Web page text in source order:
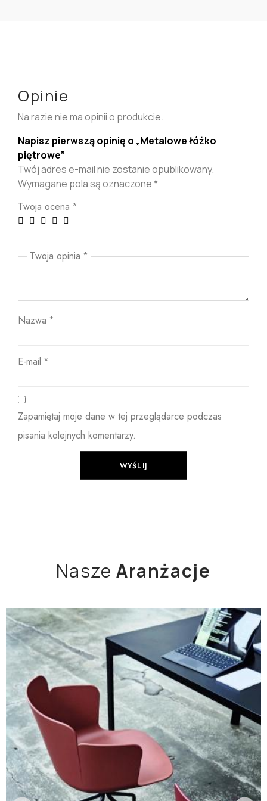
Opinie
Na razie nie ma opinii o produkcie.
Napisz pierwszą opinię o „Metalowe łóżko
piętrowe”
Twój adres e-mail nie zostanie opublikowany.
Wymagane pola są oznaczone*
Twoja ocena *
Twoja opinia *
Nazwa *
E-mail *
Zapamiętaj moje dane w tej przeglądarce podczas
pisania kolejnych komentarzy.
NaszeAranżacje